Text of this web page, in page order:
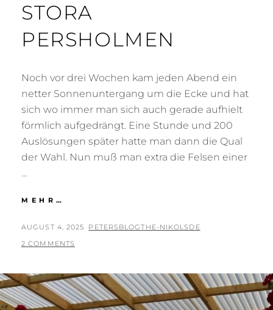
STORA
PERSHOLMEN
Noch vor drei Wochen kam jeden Abend ein
netter Sonnenuntergang um die Ecke und hat
sich wo immer man sich auch gerade aufhielt
förmlich aufgedrängt. Eine Stunde und 200
Auslösungen später hatte man dann die Qual
der Wahl. Nun muß man extra die Felsen einer
…
MEHR…
POSTED
ON
AUGUST 4, 2025 BY
PETERSBLOGTHE-NIKOLSDE
2 COMMENTS